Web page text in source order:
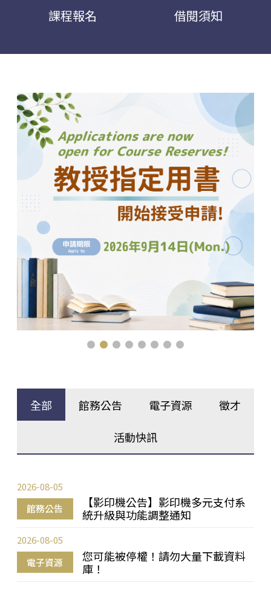
課程報名 借閱須知
全部 館務公告 電子資源 徵才
活動快訊
館務公告
【影印機公告】影印機多元支付系
統升級與功能調整通知
2026-08-05
電子資源
您可能被停權！請勿大量下載資料
庫！
2026-08-05